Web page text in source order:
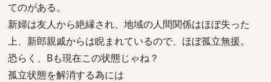
てのがある。
新婦は友人から絶縁され、地域の人間関係はほぼ失った
上、新郎親戚からは睨まれているので、ほぼ孤立無援。
恐らく、Bも現在この状態じゃね？
孤立状態を解消する為には